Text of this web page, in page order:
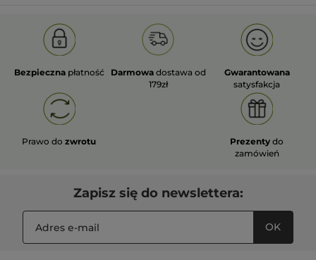
Bezpieczna płatność Darmowa dostawa od
179zł
Gwarantowana
satysfakcja
Prawo dozwrotu Prezenty do
zamówień
Zapisz się do newslettera:
OK